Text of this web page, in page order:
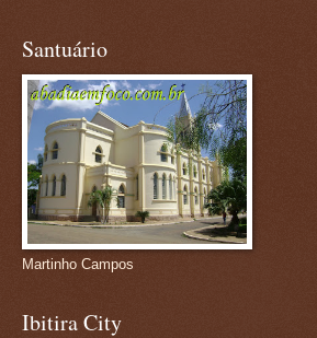
Santuário
Martinho Campos
Ibitira City